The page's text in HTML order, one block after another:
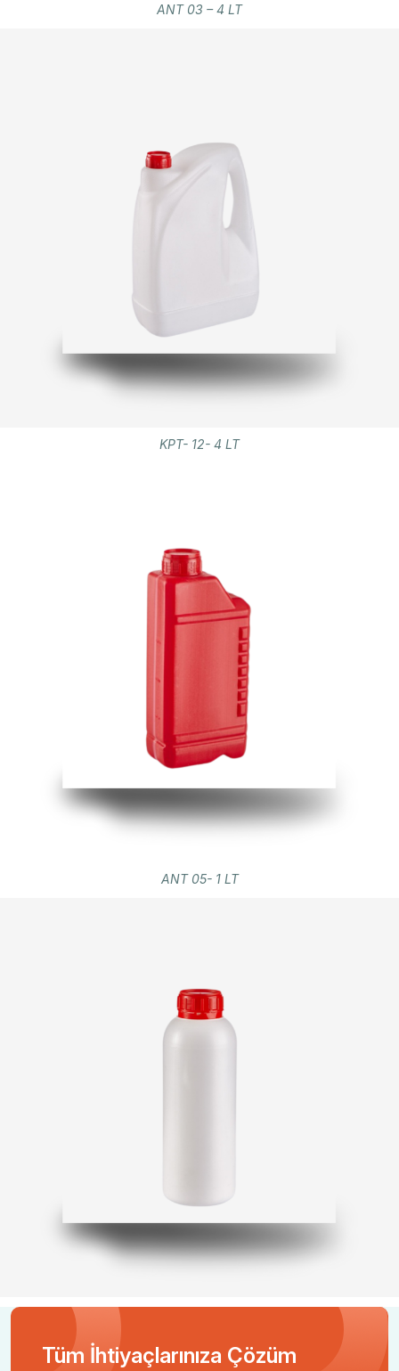
ANT 03 – 4 LT
KPT- 12- 4 LT
ANT 05- 1 LT
Tüm İhtiyaçlarınıza Çözüm